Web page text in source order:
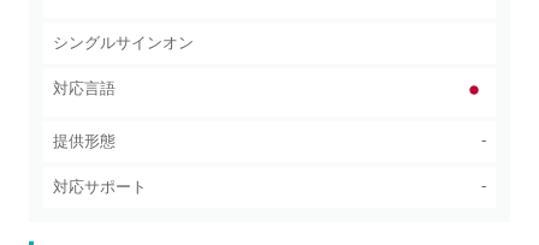
シングルサインオン
対応言語
提供形態 -
対応サポート -